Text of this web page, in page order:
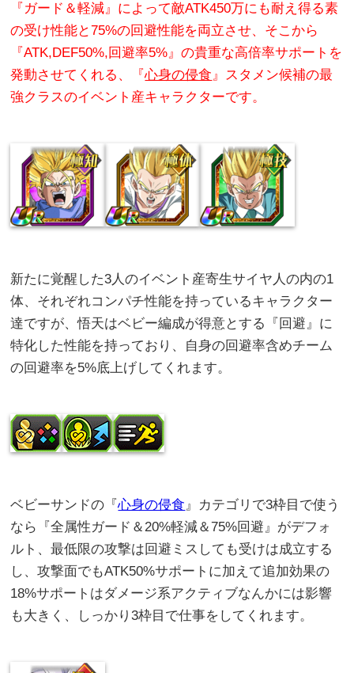
『ガード＆軽減』によって敵ATK450万にも耐え得る素
の受け性能と75%の回避性能を両立させ、そこから
『ATK,DEF50%,回避率5%』の貴重な高倍率サポートを
発動させてくれる、『心身の侵食』スタメン候補の最
強クラスのイベント産キャラクターです。
新たに覚醒した3人のイベント産寄生サイヤ人の内の1
体、それぞれコンパチ性能を持っているキャラクター
達ですが、悟天はベビー編成が得意とする『回避』に
特化した性能を持っており、自身の回避率含めチーム
の回避率を5%底上げしてくれます。
ベビーサンドの『心身の侵食』カテゴリで3枠目で使う
なら『全属性ガード＆20%軽減＆75%回避』がデフォ
ルト、最低限の攻撃は回避ミスしても受けは成立する
し、攻撃面でもATK50%サポートに加えて追加効果の
18%サポートはダメージ系アクティブなんかには影響
も大きく、しっかり3枠目で仕事をしてくれます。